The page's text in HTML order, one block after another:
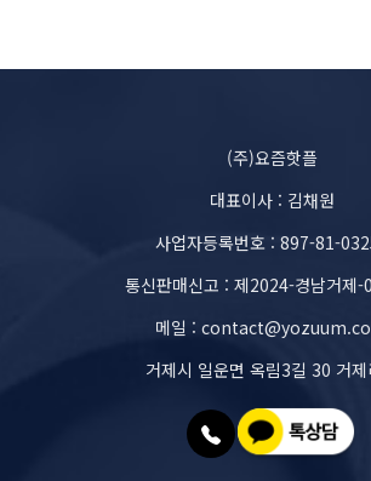
(주)요즘핫플
대표이사 : 김채원
사업자등록번호 : 897-81-
통신판매신고 : 제2024-경남거제-
메일 :
거제시 일운면 옥림3길 30 거제